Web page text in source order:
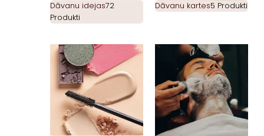
Dāvanu idejas72
Produkti
Dāvanu kartes5 Produkti